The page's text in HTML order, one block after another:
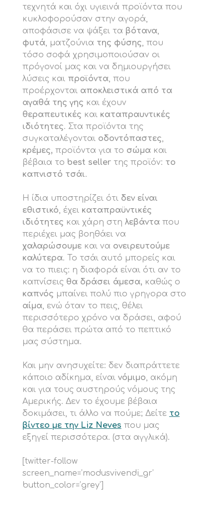
τεχνητά και όχι υγιεινά προϊόντα που
κυκλοφορούσαν στην αγορά,
αποφάσισε να ψάξει τα βότανα,
φυτά, ματζούνια της φύσης, που
τόσο σοφά χρησιμοποιούσαν οι
πρόγονοί μας και να δημιουργήσει
λύσεις και προϊόντα, που
προέρχονται αποκλειστικά από τα
αγαθά της γης και έχουν
θεραπευτικές καικαταπραυντικές
ιδιότητες. Στα προϊόντα της
συγκαταλέγονται οδοντόπαστες,
κρέμες, προϊόντα για το σώμακαι
βέβαια το best sellerτης προϊόν: τo
καπνιστό τσάι.
Η ίδια υποστηρίζει ότιδεν είναι
εθιστικό, έχει καταπραϋντικές
ιδιότητες και χάρη στη λεβάνταπου
περιέχει μας βοηθάει να
χαλαρώσουμεκαι να ονειρευτούμε
καλύτερα. Το τσάι αυτό μπορείς και
να το πιεις: η διαφορά είναι ότι αν το
καπνίσεις θα δράσει άμεσα, καθώς ο
καπνός μπαίνει πολύ πιο γρηγορα στο
αίμα, ενώ όταν το πεις, θέλει
περισσότερο χρόνο να δράσει, αφού
θα περάσει πρώτα από το πεπτικό
μας σύστημα.
Και μην ανησυχείτε: δεν διαπράττετε
κάποιο αδίκημα, είναι νόμιμο, ακόμη
και για τους αυστηρούς νόμους της
Αμερικής. Δεν το έχουμε βέβαια
δοκιμάσει, τι άλλο να πούμε; Δείτε το
βίντεο με την Liz Neves που μας
εξηγεί περισσότερα. (στα αγγλικά).
[twitter-follow
screen_name=’modusvivendi_gr’
button_color=’grey’]